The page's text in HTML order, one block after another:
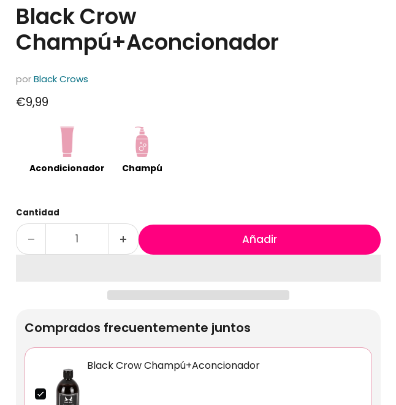
Black Crow
Champú+Aconcionador
porBlack Crows
Precio actual
€9,99
Acondicionador Champú
Cantidad
Añadir
Comprados frecuentemente juntos
Black Crow Champú+Aconcionador